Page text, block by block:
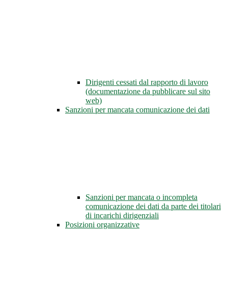
Dirigenti cessati dal rapporto di lavoro
(documentazione da pubblicare sul sito
web)
Sanzioni per mancata comunicazione dei dati
Sanzioni per mancata o incompleta
comunicazione dei dati da parte dei titolari
di incarichi dirigenziali
Posizioni organizzative